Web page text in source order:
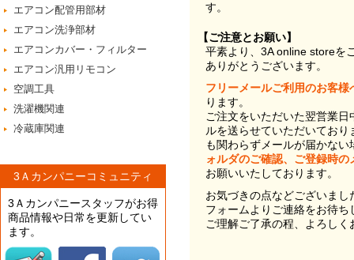
エアコン配管用部材
エアコン洗浄部材
エアコンカバー・フィルター
エアコン汎用リモコン
空調工具
洗濯機関連
冷蔵庫関連
3Ａカンパニーコミュニティ
3Ａカンパニースタッフがお得
商品情報や日常を更新してい
ます。
す。
【ご注意とお願い】
平素より、3A online storeを
ありがとうございます。
フリーメールご利用のお客様
ります。
ご注文をいただいた翌営業
ルを送らせていただいてお
も関わらずメールが届かない
ォルダのご確認、ご登録時
お願いいたしております。
お気づきの点などございま
フォームよりご連絡をお待ち
ご理解ご了承の程、よろし